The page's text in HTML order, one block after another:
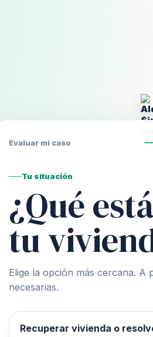
Evaluar mi caso
Tu situación
¿Qué
tu
Elige la opción más cercana. A
necesarias.
Recuperar vivienda o